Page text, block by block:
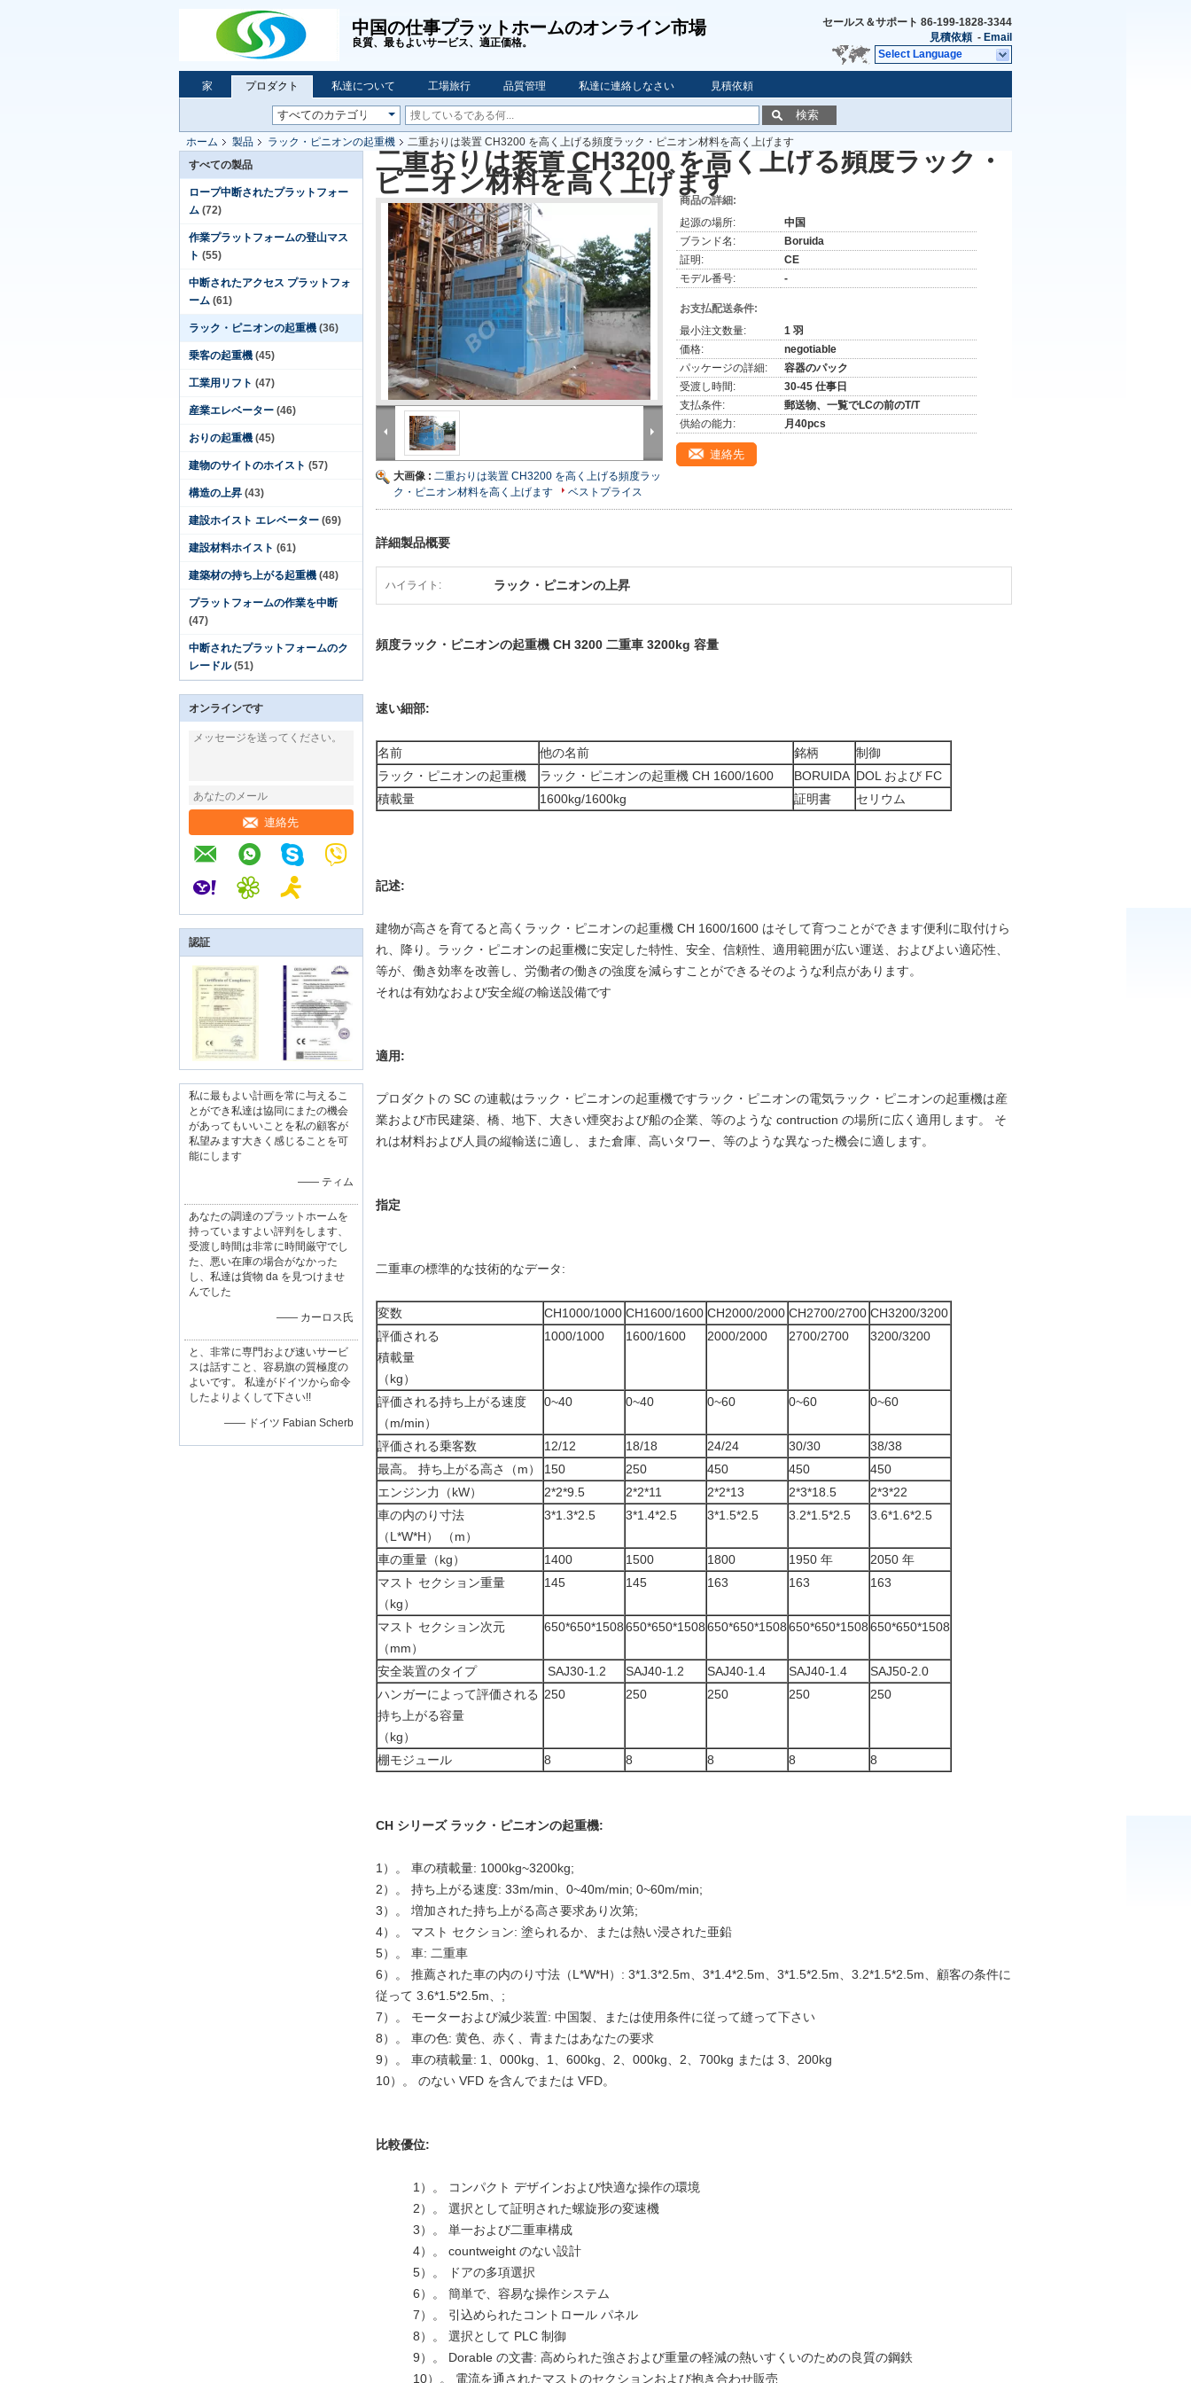
中国の仕事プラットホームのオンライン市場
良質、最もよいサービス、適正価格。
セールス＆サポート 86-199-1828-3344
見積依頼 - Email
Select Language
家 プロダクト 私達について 工場旅行 品質管理 私達に連絡しなさい 見積依頼
検索
ホーム 製品 ラック・ピニオンの起重機
二重おりは装置 CH3200 を高く上げる頻度ラック・ピニオン材料を高く上げます
すべての製品
ロープ中断されたプラットフォー
ム (72)
作業プラットフォームの登山マス
ト (55)
中断されたアクセス プラットフォ
ーム (61)
ラック・ピニオンの起重機 (36)
乗客の起重機 (45)
工業用リフト (47)
産業エレベーター (46)
おりの起重機 (45)
建物のサイトのホイスト (57)
構造の上昇 (43)
建設ホイスト エレベーター (69)
建設材料ホイスト (61)
建築材の持ち上がる起重機 (48)
プラットフォームの作業を中断
(47)
中断されたプラットフォームのク
レードル (51)
オンラインです
連絡先
認証
私に最もよい計画を常に与えるこ
とができ私達は協同にまたの機会
があってもいいことを私の顧客が
私望みます大きく感じることを可
能にします
—— ティム
あなたの調達のプラットホームを
持っていますよい評判をします、
受渡し時間は非常に時間厳守でし
た、悪い在庫の場合がなかった
し、私達は貨物 da を見つけませ
んでした
—— カーロス氏
と、非常に専門および速いサービ
スは話すこと、容易旗の質極度の
よいです。 私達がドイツから命令
したよりよくして下さい!!
—— ドイツ Fabian Scherb
二重おりは装置 CH3200 を高く上げる頻度ラック・
ピニオン材料を高く上げます
大画像 : 二重おりは装置 CH3200 を高く上げる頻度ラッ
ク・ピニオン材料を高く上げます
ベストプライス
商品の詳細:
起源の場所:
中国
ブランド名:
Boruida
証明:
CE
モデル番号:
-
お支払配送条件:
最小注文数量:
1 羽
価格:
negotiable
パッケージの詳細:
容器のパック
受渡し時間:
30-45 仕事日
支払条件:
郵送物、一覧でLCの前のT/T
供給の能力:
月40pcs
連絡先
詳細製品概要
ハイライト: ラック・ピニオンの上昇
頻度ラック・ピニオンの起重機 CH 3200 二重車 3200kg 容量
速い細部:
名前 他の名前 銘柄
制御
ラック・ピニオンの起重機
ラック・ピニオンの起重機 CH 1600/1600 BORUIDA DOL および FC
積載量
1600kg/1600kg 証明書 セリウム
記述:
建物が高さを育てると高くラック・ピニオンの起重機 CH 1600/1600 はそして育つことができます便利に取付けら
れ、降り。ラック・ピニオンの起重機に安定した特性、安全、信頼性、適用範囲が広い運送、およびよい適応性、
等が、働き効率を改善し、労働者の働きの強度を減らすことができるそのような利点があります。
それは有効なおよび安全縦の輸送設備です
適用:
プロダクトの SC の連載はラック・ピニオンの起重機ですラック・ピニオンの電気ラック・ピニオンの起重機は産
業および市民建築、橋、地下、大きい煙突および船の企業、等のような contruction の場所に広く適用します。 そ
れは材料および人員の縦輸送に適し、また倉庫、高いタワー、等のような異なった機会に適します。
指定
二重車の標準的な技術的なデータ:
変数 CH1000/1000 CH1600/1600 CH2000/2000 CH2700/2700 CH3200/3200
評価される
積載量
（kg）
1000/1000 1600/1600 2000/2000 2700/2700 3200/3200
評価される持ち上がる速度
（m/min）
0~40 0~40 0~60 0~60 0~60
評価される乗客数 12/12 18/18 24/24 30/30
38/38
最高。 持ち上がる高さ（m）
150 250 450 450
450
エンジン力（kW）
2*2*9.5 2*2*11 2*2*13 2*3*18.5
2*3*22
車の内のり寸法
（L*W*H） （m）
3*1.3*2.5 3*1.4*2.5 3*1.5*2.5 3.2*1.5*2.5 3.6*1.6*2.5
車の重量（kg） 1400 1500 1800 1950 年
2050 年
マスト セクション重量
（kg）
145 145 163 163 163
マスト セクション次元
（mm）
650*650*1508650*650*1508650*650*1508650*650*1508650*650*1508
安全装置のタイプ SAJ30-1.2 SAJ40-1.2 SAJ40-1.4 SAJ40-1.4
SAJ50-2.0
ハンガーによって評価される
持ち上がる容量
（kg）
250 250 250 250 250
棚モジュール 8 8 8 8 8
CH シリーズ ラック・ピニオンの起重機:
1）。 車の積載量: 1000kg~3200kg;
2）。 持ち上がる速度: 33m/min、0~40m/min; 0~60m/min;
3）。 増加された持ち上がる高さ要求あり次第;
4）。 マスト セクション: 塗られるか、または熱い浸された亜鉛
5）。 車: 二重車
6）。 推薦された車の内のり寸法（L*W*H）: 3*1.3*2.5m、3*1.4*2.5m、3*1.5*2.5m、3.2*1.5*2.5m、顧客の条件に
従って 3.6*1.5*2.5m、;
7）。 モーターおよび減少装置: 中国製、または使用条件に従って縫って下さい
8）。 車の色: 黄色、赤く、青またはあなたの要求
9）。 車の積載量: 1、000kg、1、600kg、2、000kg、2、700kg または 3、200kg
10）。 のない VFD を含んでまたは VFD。
比較優位:
1）。 コンパクト デザインおよび快適な操作の環境
2）。 選択として証明された螺旋形の変速機
3）。 単一および二重車構成
4）。 countweight のない設計
5）。 ドアの多項選択
6）。 簡単で、容易な操作システム
7）。 引込められたコントロール パネル
8）。 選択として PLC 制御
9）。 Dorable の文書: 高められた強さおよび重量の軽減の熱いすくいのための良質の鋼鉄
10）。 電流を通されたマストのセクションおよび抱き合わせ販売